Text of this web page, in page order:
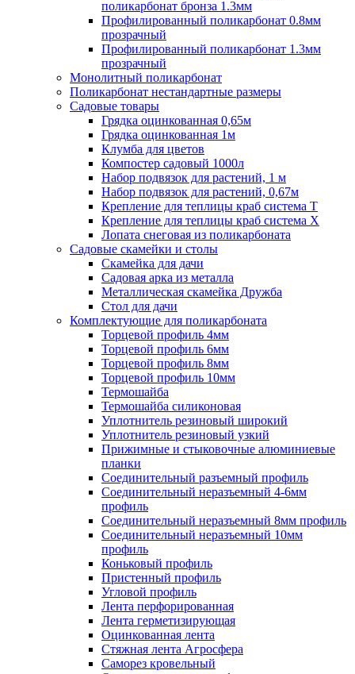
поликарбонат бронза 1.3мм
Профилированный поликарбонат 0.8мм
прозрачный
Профилированный поликарбонат 1.3мм
прозрачный
Монолитный поликарбонат
Поликарбонат нестандартные размеры
Садовые товары
Грядка оцинкованная 0,65м
Грядка оцинкованная 1м
Клумба для цветов
Компостер садовый 1000л
Набор подвязок для растений, 1 м
Набор подвязок для растений, 0,67м
Крепление для теплицы краб система Т
Крепление для теплицы краб система Х
Лопата снеговая из поликарбоната
Садовые скамейки и столы
Скамейка для дачи
Садовая арка из металла
Металлическая скамейка Дружба
Стол для дачи
Комплектующие для поликарбоната
Торцевой профиль 4мм
Торцевой профиль 6мм
Торцевой профиль 8мм
Торцевой профиль 10мм
Термошайба
Термошайба силиконовая
Уплотнитель резиновый широкий
Уплотнитель резиновый узкий
Прижимные и стыковочные алюминиевые
планки
Соединительный разъемный профиль
Соединительный неразъемный 4-6мм
профиль
Соединительный неразъемный 8мм профиль
Соединительный неразъемный 10мм
профиль
Коньковый профиль
Пристенный профиль
Угловой профиль
Лента перфорированная
Лента герметизирующая
Оцинкованная лента
Стяжная лента Агросфера
Саморез кровельный